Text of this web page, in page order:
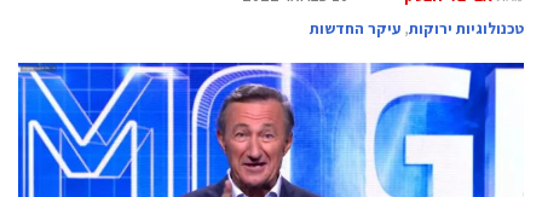
‫טכנולוגיות ירוקות‬, עיקר החדשות